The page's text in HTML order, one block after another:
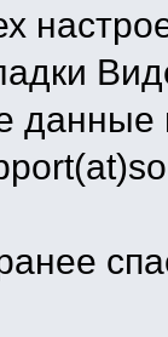
данные